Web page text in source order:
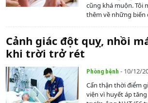
cũng khá muộn. Tôi
thêm về những biến
Cảnh giác đột quỵ, nhồi
khi trời trở rét
Phòng bệnh - 10/12/
Cẩn thận thời điểm
viện vì huyết áp